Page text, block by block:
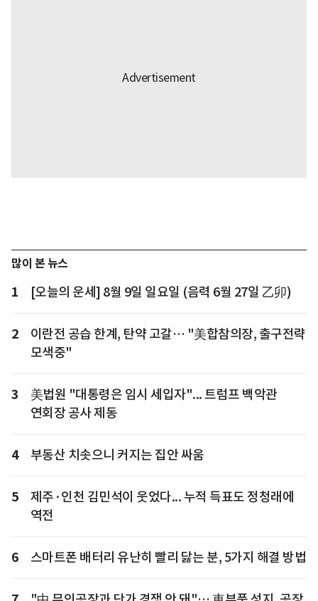
많이 본 뉴스
1 [오늘의 운세] 8월 9일 일요일 (음력 6월 27일 乙卯)
2
이란전 공습 한계, 탄약 고갈… "美합참의장, 출구전략
모색중"
3
美법원 "대통령은 임시 세입자"... 트럼프 백악관
연회장 공사 제동
4 부동산 치솟으니 커지는 집안 싸움
5
제주·인천 김민석이 웃었다... 누적 득표도 정청래에
역전
6 스마트폰 배터리 유난히 빨리 닳는 분, 5가지 해결 방법